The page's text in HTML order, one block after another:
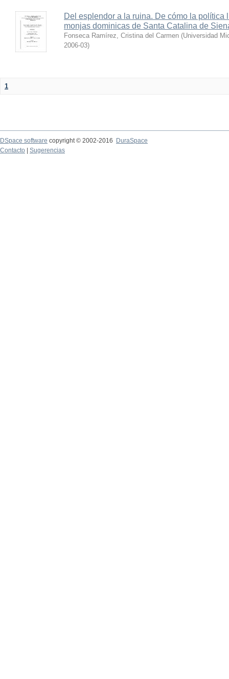
Del esplendor a la ruina. De cómo la política
monjas dominicas de Santa Catalina de
Fonseca Ramírez, Cristina del Carmen (Universidad
2006-03)
1
DSpace software copyright © 2002-2016
DuraSpace
Contacto
Sugerencias